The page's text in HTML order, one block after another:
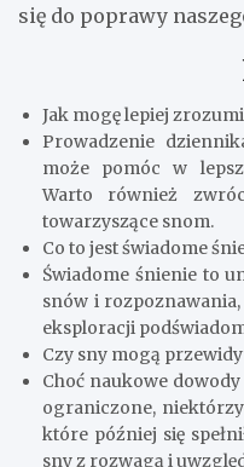
się do poprawy
Jak mogę lepiej
Prowadzenie
może pomóc w
Warto również
towarzyszące snom.
Co to jest świadome
Świadome śnienie to
snów i
eksploracji
Czy sny mogą
Choć naukowe
ograniczone,
które później się
sny z rozwagą i